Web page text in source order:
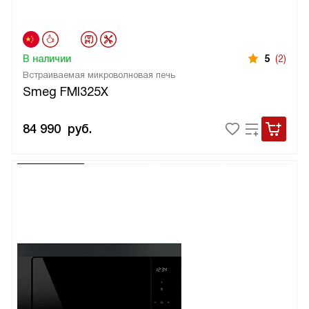
Встраиваемая микроволновая печь
Smeg FMI325X
В наличии 5 (2)
84 990 руб.